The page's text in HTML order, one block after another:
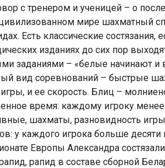
с тренером и ученицей – о
мире шахматный
Есть классические
изданиях до сих пор
заданиями – «белые начинают и
вид соревнований – быстрые
игры, и ее скорость. Блиц –
время: каждому игроку
шахматы, разновидность
у каждого игрока больше
Европы Александра
рапид в составе сборной